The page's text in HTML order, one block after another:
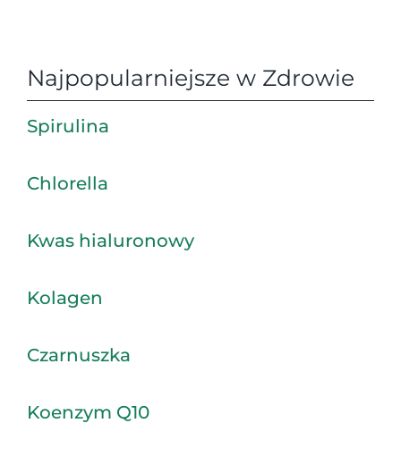
Najpopularniejsze w Zdrowie
Spirulina
Chlorella
Kwas hialuronowy
Kolagen
Czarnuszka
Koenzym Q10